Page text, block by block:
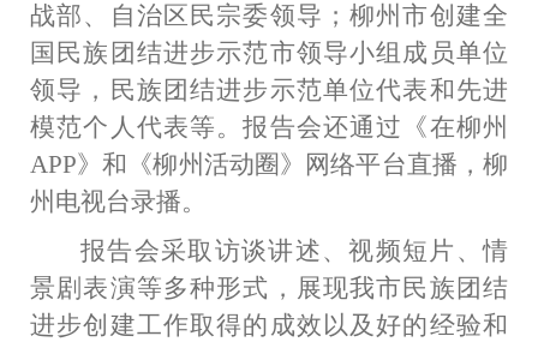
战部、自治区民宗委领导；柳州市创建全
国民族团结进步示范市领导小组成员单位
领导，民族团结进步示范单位代表和先进
模范个人代表等。报告会还通过 《在柳州
APP》和《柳州活动圈》网络平台直播 ，柳
州电视台录播。
报告会采取访谈讲述、视频短片、情
景剧表演等多种形式，展现我市民族团结
进步创建工作取得的成效以及好的经验和